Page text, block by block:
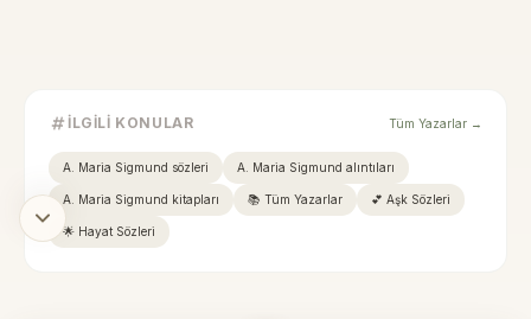
İLGILI KONULAR Tüm Yazarlar →
A. Maria Sigmund sözleri A. Maria Sigmund alıntıları
A. Maria Sigmund kitapları 📚 Tüm Yazarlar 💕 Aşk Sözleri
🌟 Hayat Sözleri